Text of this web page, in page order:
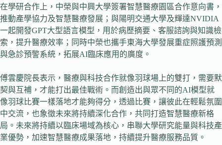
在學研合作上，中榮與中興大學簽署智慧醫療園區合作意向書，
推動產學協力及智慧醫療發展；與陽明交通大學及輝達NVIDIA
一起開發GPT大型語言模型，用於病歷摘要、客服諮詢與知識檢
索，提升醫療效率；同時中榮也攜手東海大學發展重症照護預測
與急診預警系統，拓展AI臨床應用的廣度。
傅雲慶院長表示，醫療與科技合作就像羽球場上的雙打，需要默
契與互補，才能打出最佳戰術。而創造出與眾不同的AI模型就
像羽球比賽一樣落地才能夠得分，透過比賽，讓彼此在輕鬆氛圍
中交流，也象徵未來將持續深化合作，共同打造智慧醫療新格
局。未來將持續以臨床場域為核心，串聯大學研究能量與科技產
業優勢，加速智慧醫療成果落地，持續提升醫療服務品質。